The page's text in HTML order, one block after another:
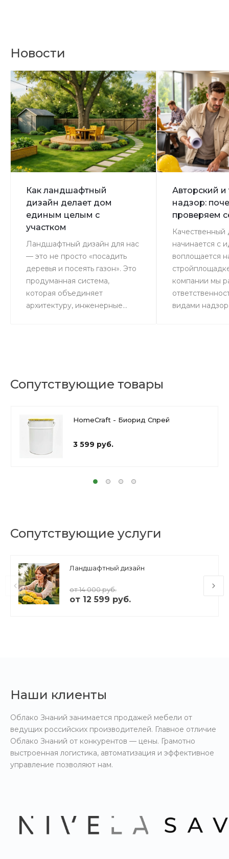
Новости
Как ландшафтный
дизайн делает дом
единым целым с
участком
Ландшафтный дизайн для нас
— это не просто «посадить
деревья и посеять газон». Это
продуманная система,
которая объединяет
архитектуру, инженерные...
Авторский и
надзор:
проверяем
Качественный
начинается с
воплощается
компании мы
видами
Сопутствующие товары
HomeCraft - Биорид Спрей
3 599 руб.
Сопутствующие услуги
Ландшафтный дизайн
от 14 000 руб.
от 12 599 руб.
Наши клиенты
Облако Знаний занимается продажей мебели от
ведущих российских производителей. Главное отличие
Облако Знаний от конкурентов — цены. Грамотно
выстроенная логистика, автоматизация и эффективное
управление позволяют нам.